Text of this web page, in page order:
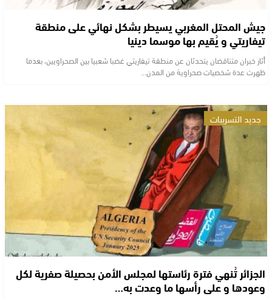
جيش المحتل المغربي يسيطر بشكل نهائي على منطقة
تيفاريتي و يُقيم بها موسما دينيا
أثار خبران متناقضان يتحدثان عن منطقة تيفاريتي غضبا شعبيا بين الصحراويين، بعدما
ظهرت عدة شخصيات صحراوية من المدن…
جديد التسريبات
الجزائر تُنهي فترة رئاستها لمجلس الأمن بحصيلة صفرية لكل
وعودها و على رأسها ما وعدت به…